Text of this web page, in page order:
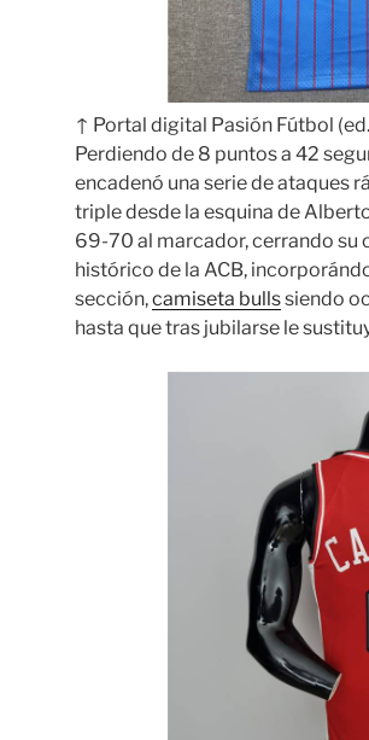
↑ Portal digital Pasión Fútbol
Perdiendo de 8 puntos a 42
encadenó una serie de ataques
triple desde la esquina de
69-70 al marcador, cerrando
histórico de la ACB,
sección,camiseta bullssiendo
hasta que tras jubilarse le